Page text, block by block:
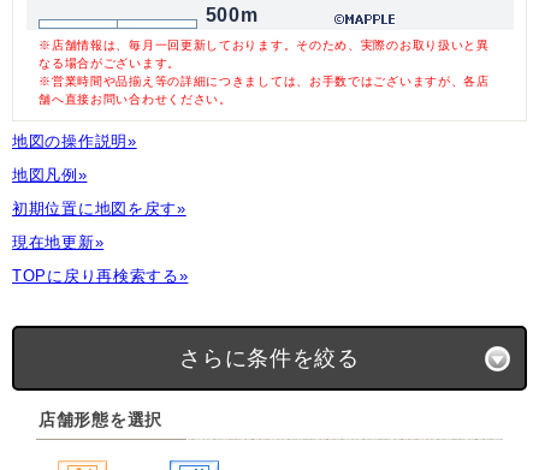
500m
※店舗情報は、毎月一回更新しております。そのため、実際のお取り扱いと異
なる場合がございます。
※営業時間や品揃え等の詳細につきましては、お手数ではございますが、各店
舗へ直接お問い合わせください。
地図の操作説明»
地図凡例»
初期位置に地図を戻す»
現在地更新»
TOPに戻り再検索する»
さらに条件を絞る
店舗形態を選択